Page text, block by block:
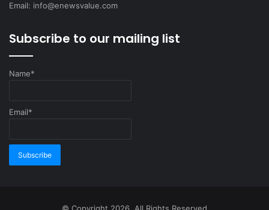
Email: info@enewsvalue.com
Subscribe to our mailing list
Name*
Email*